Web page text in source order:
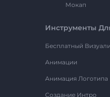
Мокап
Инструменты
Бесплатный
Анимации
Анимация Логотипа
Создание Интро